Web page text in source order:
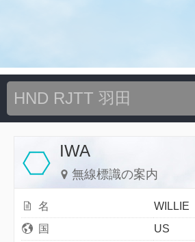
IWA
無線標識の案内
名
WILLIE
国
US